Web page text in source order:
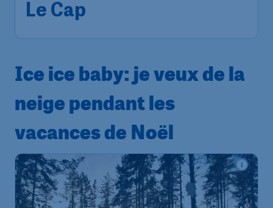
Le Cap
Ice ice baby: je veux de la
neige pendant les
vacances de Noël